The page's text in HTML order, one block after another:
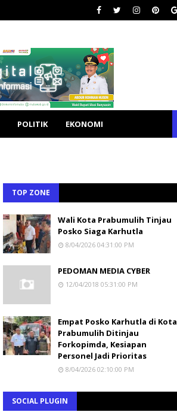
POLITIK EKONOMI
TOP ZONE
Wali Kota Prabumulih Tinjau
Posko Siaga Karhutla
8/04/2026 04:31:00 PM
PEDOMAN MEDIA CYBER
12/04/2018 05:31:00 PM
Empat Posko Karhutla di Kota
Prabumulih Ditinjau
Forkopimda, Kesiapan
Personel Jadi Prioritas
8/04/2026 02:10:00 PM
SOCIAL PLUGIN